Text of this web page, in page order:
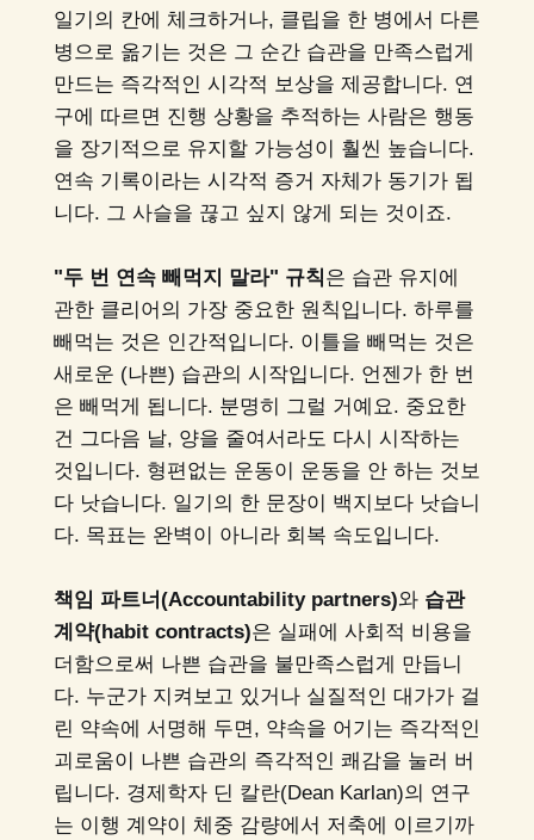
일기의 칸에 체크하거나, 클립을 한 병에서 다른
병으로 옮기는 것은 그 순간 습관을 만족스럽게
만드는 즉각적인 시각적 보상을 제공합니다. 연
구에 따르면 진행 상황을 추적하는 사람은 행동
을 장기적으로 유지할 가능성이 훨씬 높습니다.
연속 기록이라는 시각적 증거 자체가 동기가 됩
니다. 그 사슬을 끊고 싶지 않게 되는 것이죠.
"두 번 연속 빼먹지 말라" 규칙은 습관 유지에
관한 클리어의 가장 중요한 원칙입니다. 하루를
빼먹는 것은 인간적입니다. 이틀을 빼먹는 것은
새로운 (나쁜) 습관의 시작입니다. 언젠가 한 번
은 빼먹게 됩니다. 분명히 그럴 거예요. 중요한
건 그다음 날, 양을 줄여서라도 다시 시작하는
것입니다. 형편없는 운동이 운동을 안 하는 것보
다 낫습니다. 일기의 한 문장이 백지보다 낫습니
다. 목표는 완벽이 아니라 회복 속도입니다.
책임 파트너(Accountability partners)와 습관
계약(habit contracts)은 실패에 사회적 비용을
더함으로써 나쁜 습관을 불만족스럽게 만듭니
다. 누군가 지켜보고 있거나 실질적인 대가가 걸
린 약속에 서명해 두면, 약속을 어기는 즉각적인
괴로움이 나쁜 습관의 즉각적인 쾌감을 눌러 버
립니다. 경제학자 딘 칼란(Dean Karlan)의 연구
는 이행 계약이 체중 감량에서 저축에 이르기까